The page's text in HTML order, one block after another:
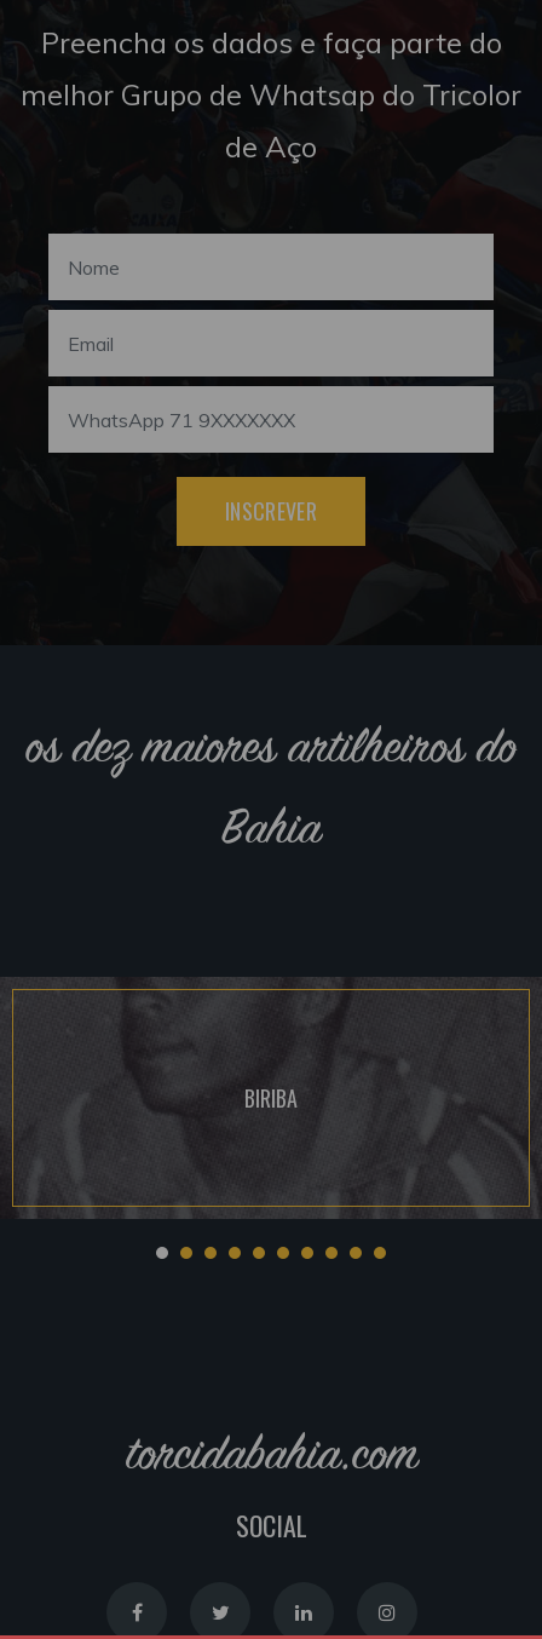
Preencha os dados e faça parte do
melhor Grupo de Whatsap do Tricolor
de Aço
INSCREVER
os dez maiores artilheiros do
Bahia
BIRIBA
torcidabahia.com
SOCIAL